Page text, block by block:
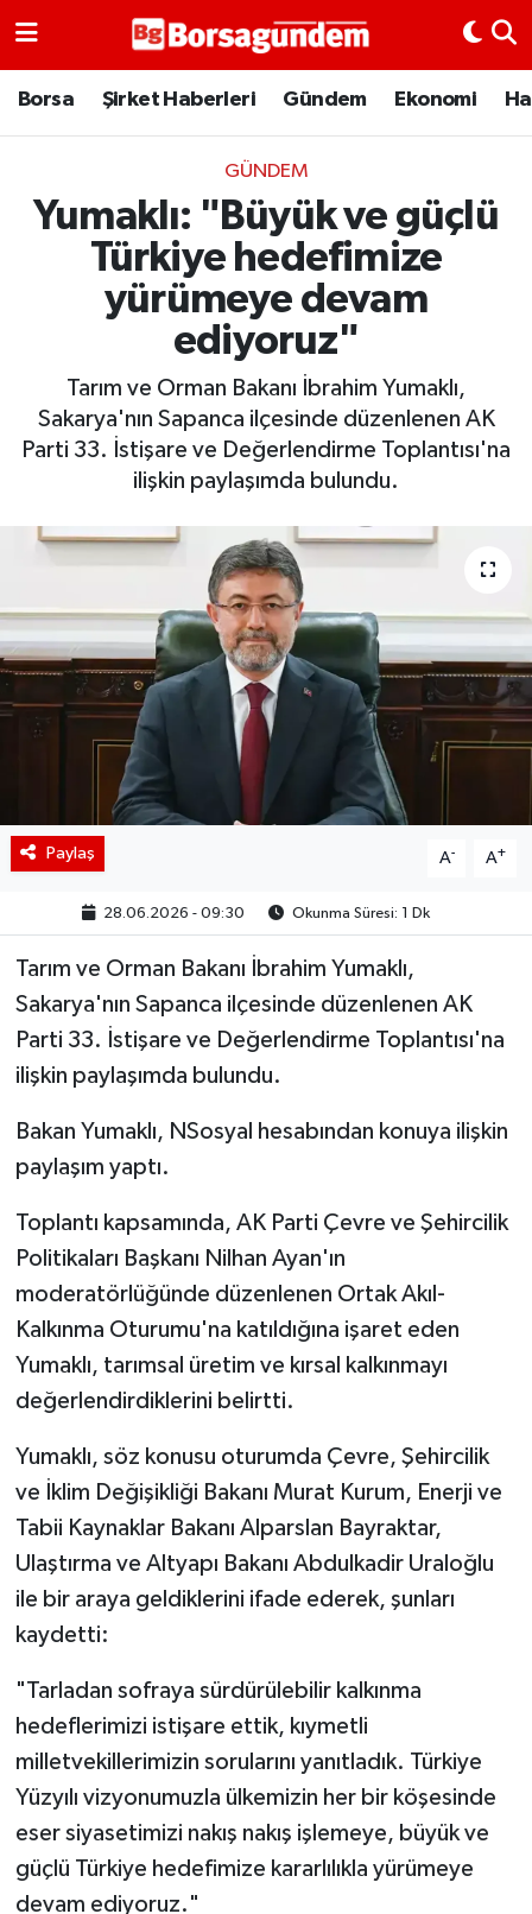
Borsa Şirket Haberleri Gündem Ekonomi
GÜNDEM
Yumaklı: "Büyük ve güçlü
Türkiye hedefimize
yürümeye devam
ediyoruz"
Tarım ve Orman Bakanı İbrahim Yumaklı,
Sakarya'nın Sapanca ilçesinde düzenlenen AK
Parti 33. İstişare ve Değerlendirme Toplantısı'na
ilişkin paylaşımda bulundu.
Paylaş A- A+
28.06.2026 - 09:30 Okunma Süresi: 1 Dk
Tarım ve Orman Bakanı İbrahim Yumaklı,
Sakarya'nın Sapanca ilçesinde düzenlenen AK
Parti 33. İstişare ve Değerlendirme Toplantısı'na
ilişkin paylaşımda bulundu.
Bakan Yumaklı, NSosyal hesabından konuya ilişkin
paylaşım yaptı.
Toplantı kapsamında, AK Parti Çevre ve Şehircilik
Politikaları Başkanı Nilhan Ayan'ın
moderatörlüğünde düzenlenen Ortak Akıl-
Kalkınma Oturumu'na katıldığına işaret eden
Yumaklı, tarımsal üretim ve kırsal kalkınmayı
değerlendirdiklerini belirtti.
Yumaklı, söz konusu oturumda Çevre, Şehircilik
ve İklim Değişikliği Bakanı Murat Kurum, Enerji ve
Tabii Kaynaklar Bakanı Alparslan Bayraktar,
Ulaştırma ve Altyapı Bakanı Abdulkadir Uraloğlu
ile bir araya geldiklerini ifade ederek, şunları
kaydetti:
"Tarladan sofraya sürdürülebilir kalkınma
hedeflerimizi istişare ettik, kıymetli
milletvekillerimizin sorularını yanıtladık. Türkiye
Yüzyılı vizyonumuzla ülkemizin her bir köşesinde
eser siyasetimizi nakış nakış işlemeye, büyük ve
güçlü Türkiye hedefimize kararlılıkla yürümeye
devam ediyoruz."
Borsa
Emtia
Galeri
Bitcoin
Şirket Haberleri
BIST 100 Isı Haritası
Coin Isı Haritası
Ekonomik Takvim
Kiripto Para Piyasası
Gizlilik Sözleşmesi
Hakkımızda
İletişim